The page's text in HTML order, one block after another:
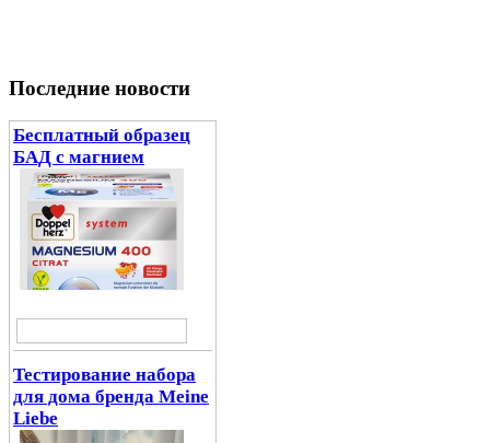
Последние новости
Бесплатный образец
БАД с магнием
Тестирование набора
для дома бренда Meine
Liebe